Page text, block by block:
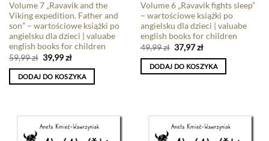
Volume 7 „Ravavik and the
Viking expedition. Father and
son” – wartościowe książki po
angielsku dla dzieci | valuabe
english books for children
59,99zł 39,99zł
DODAJ DO KOSZYKA
Volume 6 „Ravavik fights sleep”
– wartościowe książki po
angielsku dla dzieci | valuabe
english books for children
49,99zł 37,97zł
DODAJ DO KOSZYKA